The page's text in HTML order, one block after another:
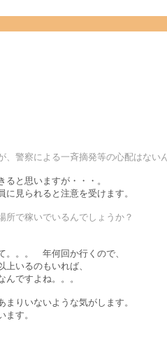
警察による一斉摘発等の心配はない
と思いますが・・・。
見られると注意を受けます。
で稼いでいるんでしょうか？
。。。 年何回か行くので、
いるのもいれば、
ですよね。。。
りいないような気がします。
す。